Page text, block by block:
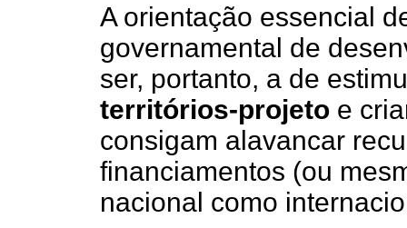
A orientação essencial
governamental de
ser, portanto, a de
territórios-projeto e
consigam alavancar
financiamentos (ou
nacional como